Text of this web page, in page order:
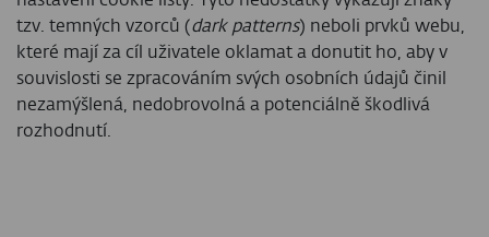
tzv. temných vzorců (dark patterns) neboli prvků webu,
které mají za cíl uživatele oklamat a donutit ho, aby v
souvislosti se zpracováním svých osobních údajů činil
nezamýšlená, nedobrovolná a potenciálně škodlivá
rozhodnutí.